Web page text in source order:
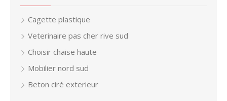
Cagette plastique
Veterinaire pas cher rive sud
Choisir chaise haute
Mobilier nord sud
Beton ciré exterieur